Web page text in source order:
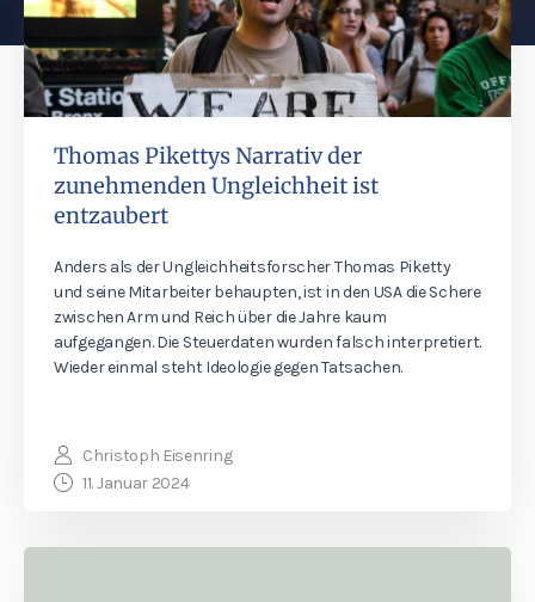
Thomas Pikettys Narrativ der
zunehmenden Ungleichheit ist
entzaubert
Anders als der Ungleichheitsforscher Thomas Piketty
und seine Mitarbeiter behaupten, ist in den USA die Schere
zwischen Arm und Reich über die Jahre kaum
aufgegangen. Die Steuerdaten wurden falsch interpretiert.
Wieder einmal steht Ideologie gegen Tatsachen.
Christoph Eisenring
11. Januar 2024